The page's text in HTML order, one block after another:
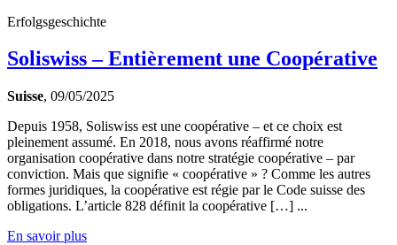
Erfolgsgeschichte
Soliswiss – Entièrement une Coopérative
Suisse, 09/05/2025
Depuis 1958, Soliswiss est une coopérative – et ce choix est
pleinement assumé. En 2018, nous avons réaffirmé notre
organisation coopérative dans notre stratégie coopérative – par
conviction. Mais que signifie « coopérative » ? Comme les autres
formes juridiques, la coopérative est régie par le Code suisse des
obligations. L’article 828 définit la coopérative […] ...
En savoir plus